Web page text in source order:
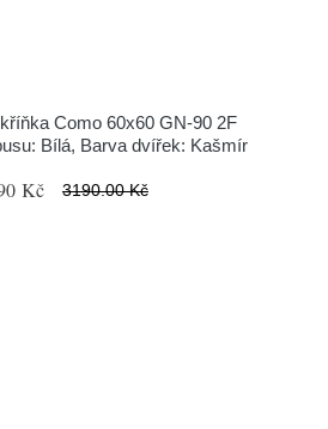
Como 60x60 GN-90 2F
Bílá, Barva dvířek: Kašmír
Kč 3190.00 Kč